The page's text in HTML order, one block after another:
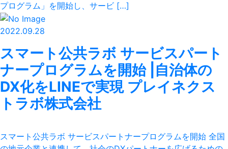
プログラム」を開始し、サービ […]
2022.09.28
スマート公共ラボ サービスパート
ナープログラムを開始 |自治体の
DX化をLINEで実現 プレイネクス
トラボ株式会社
スマート公共ラボ サービスパートナープログラムを開始 全国